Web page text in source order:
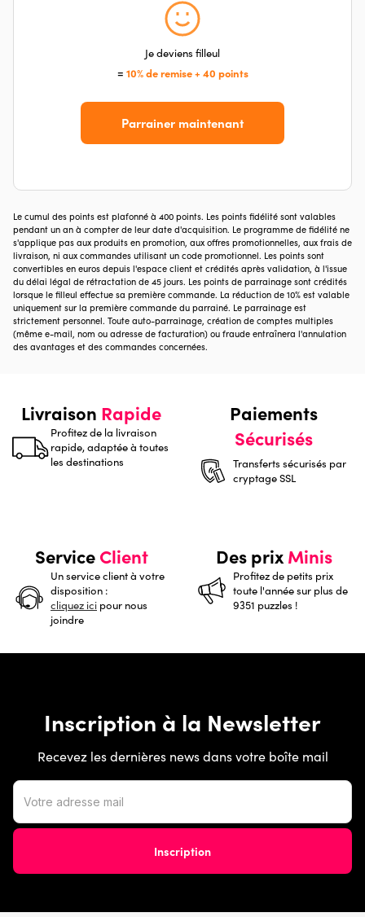
Je deviens filleul
= 10% de remise + 40 points
Parrainer maintenant
Le cumul des points est plafonné à 400 points. Les points fidélité sont valables
pendant un an à compter de leur date d'acquisition. Le programme de fidélité ne
s'applique pas aux produits en promotion, aux offres promotionnelles, aux frais de
livraison, ni aux commandes utilisant un code promotionnel. Les points sont
convertibles en euros depuis l'espace client et crédités après validation, à l'issue
du délai légal de rétractation de 45 jours. Les points de parrainage sont crédités
lorsque le filleul effectue sa première commande. La réduction de 10% est valable
uniquement sur la première commande du parrainé. Le parrainage est
strictement personnel. Toute auto-parrainage, création de comptes multiples
(même e-mail, nom ou adresse de facturation) ou fraude entraînera l'annulation
des avantages et des commandes concernées.
Livraison Rapide
Profitez de la livraison
rapide, adaptée à toutes
les destinations
Paiements
Sécurisés
Transferts sécurisés par
cryptage SSL
ServiceClient
Un service client à votre
disposition :
cliquez ici pour nous
joindre
Des prixMinis
Profitez de petits prix
toute l'année sur plus de
9351 puzzles !
Inscription à la Newsletter
Recevez les dernières news dans votre boîte mail